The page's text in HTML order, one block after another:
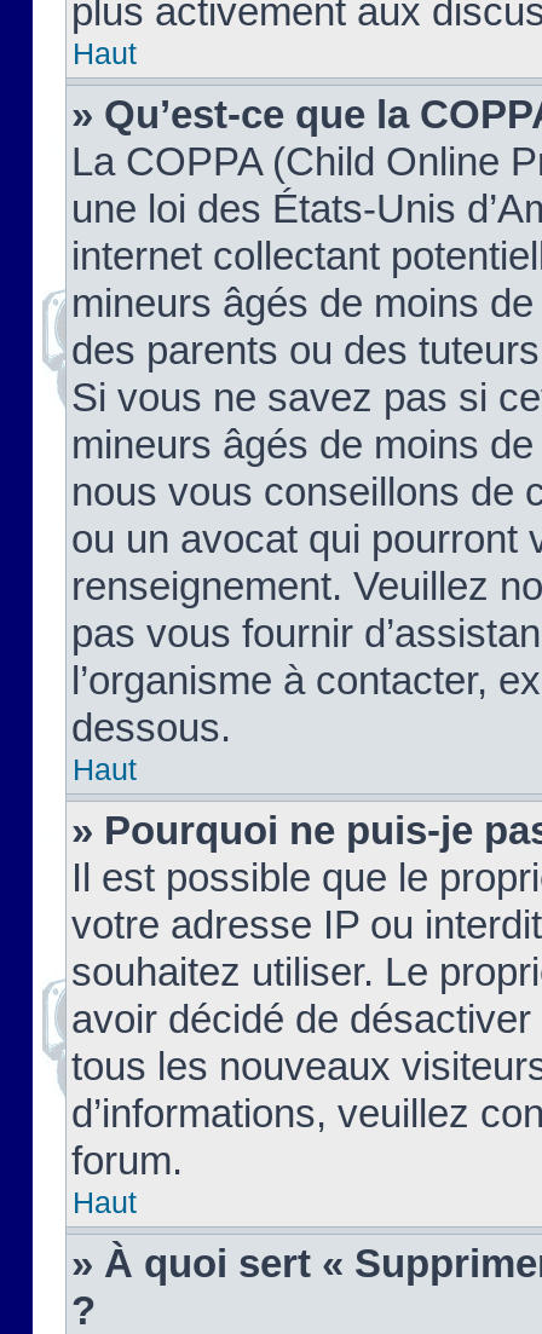
plus activement aux
Haut
» Qu’est-ce que la
La COPPA (Child Online
une loi des États-Unis
internet collectant
mineurs âgés de moins
des parents ou des
Si vous ne savez pas si
mineurs âgés de moins
nous vous conseillons de
ou un avocat qui pourront
renseignement. Veuillez
pas vous fournir
l’organisme à contacter,
dessous.
Haut
» Pourquoi ne puis-je
Il est possible que le
votre adresse IP ou
souhaitez utiliser. Le
avoir décidé de
tous les nouveaux
d’informations, veuillez
forum.
Haut
» À quoi sert «
?